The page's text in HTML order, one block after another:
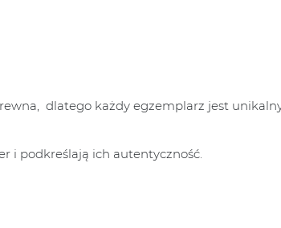
dlatego każdy egzemplarz jest
i podkreślają ich autentyczność.